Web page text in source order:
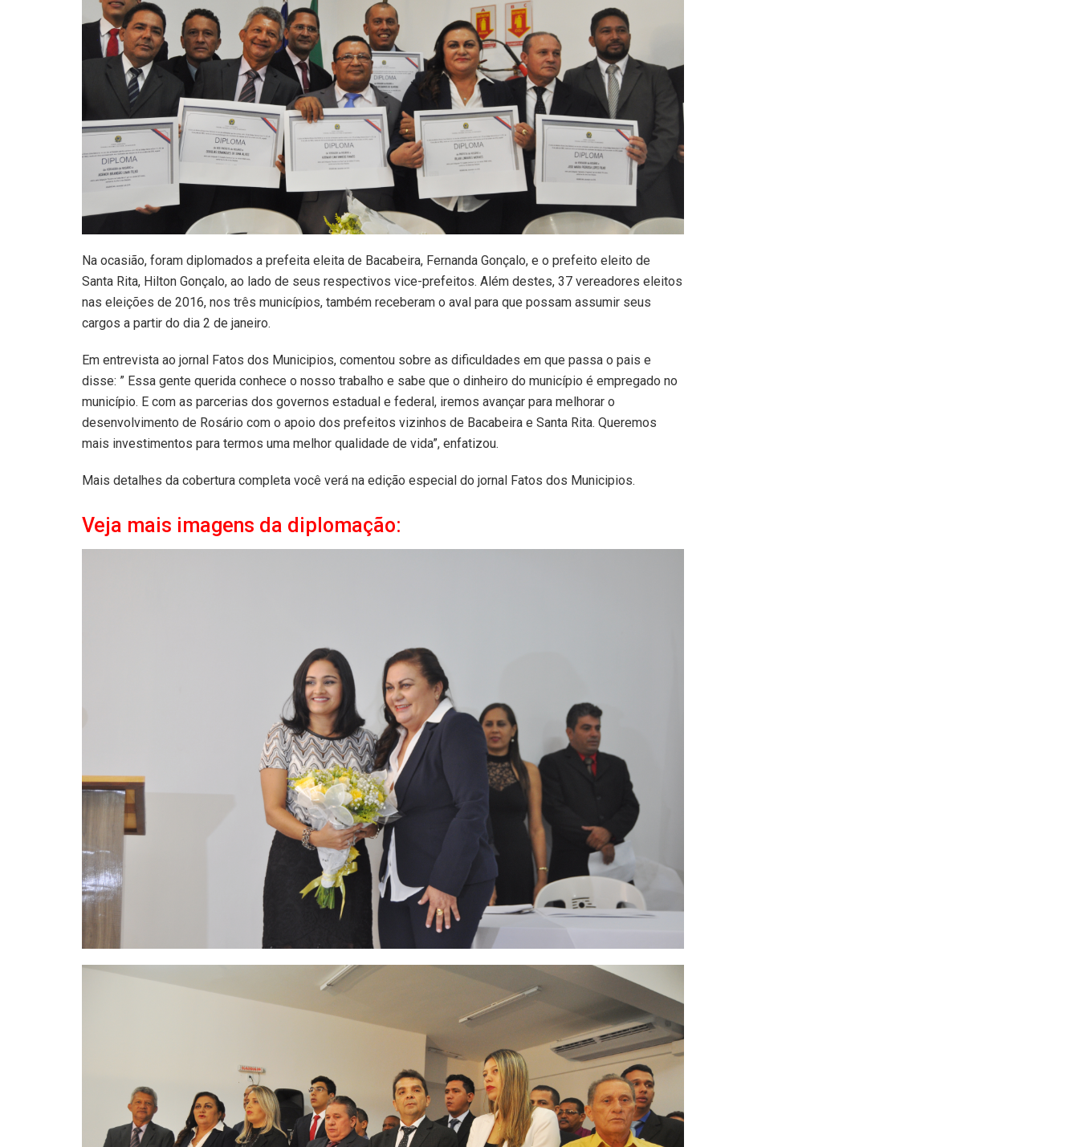
Na ocasião, foram diplomados a prefeita eleita de Bacabeira, Fernanda Gonçalo, e o prefeito eleito de
Santa Rita, Hilton Gonçalo, ao lado de seus respectivos vice-prefeitos. Além destes, 37 vereadores eleitos
nas eleições de 2016, nos três municípios, também receberam o aval para que possam assumir seus
cargos a partir do dia 2 de janeiro.
Em entrevista ao jornal Fatos dos Municipios, comentou sobre as dificuldades em que passa o pais e
disse: ” Essa gente querida conhece o nosso trabalho e sabe que o dinheiro do município é empregado no
município. E com as parcerias dos governos estadual e federal, iremos avançar para melhorar o
desenvolvimento de Rosário com o apoio dos prefeitos vizinhos de Bacabeira e Santa Rita. Queremos
mais investimentos para termos uma melhor qualidade de vida”, enfatizou.
Mais detalhes da cobertura completa você verá na edição especial do jornal Fatos dos Municipios.
Veja mais imagens da diplomação: